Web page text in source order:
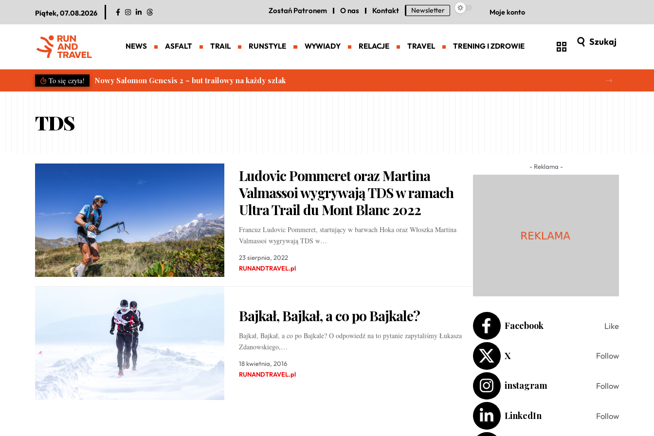
Piątek, 07.08.2026 Zostań Patronem O nas Kontakt Newsletter Moje konto
NEWS ASFALT TRAIL RUNSTYLE WYWIADY RELACJE TRAVEL TRENING I ZDROWIE Szukaj
To się czyta! Nowy Salomon Genesis 2 – but trailowy na każdy szlak
TDS
Ludovic Pommeret oraz Martina
Valmassoi wygrywają TDS w ramach
Ultra Trail du Mont Blanc 2022
Francuz Ludovic Pommeret, startujący w barwach Hoka oraz Włoszka Martina
Valmassoi wygrywają TDS w…
23 sierpnia, 2022
RUNANDTRAVEL.pl
Bajkał, Bajkał, a co po Bajkale?
Bajkał, Bajkał, a co po Bajkale? O odpowiedź na to pytanie zapytaliśmy Łukasza
Zdanowskiego,…
18 kwietnia, 2016
RUNANDTRAVEL.pl
- Reklama -
Facebook Like
X Follow
instagram Follow
LinkedIn Follow